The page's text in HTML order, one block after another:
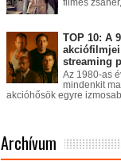
filmes zsáner,
TOP 10: A
streaming
Az 1980-as
mindenkit
akcióhősök egyre
Archívum